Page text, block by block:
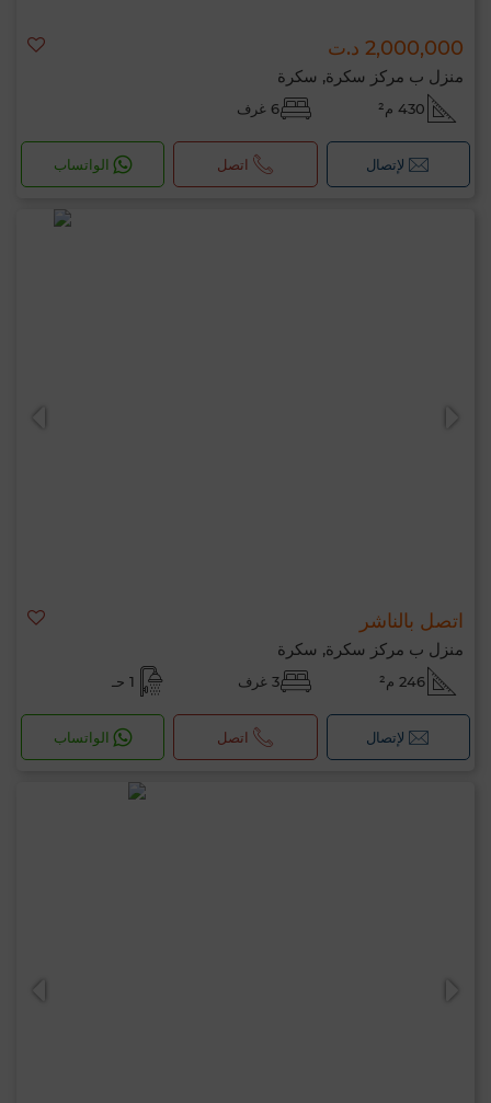
2,000,000 د.ت
منزل ب مركز سكرة, سكرة
430 م² 6 غرف
لإتصال اتصل الواتساب
اتصل بالناشر
منزل ب مركز سكرة, سكرة
246 م² 3 غرف 1 حـ
لإتصال اتصل الواتساب